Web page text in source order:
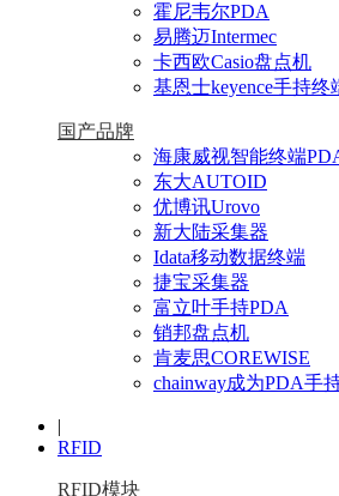
霍尼韦尔PDA
易腾迈Intermec
卡西欧Casio盘点机
基恩士keyence手持终
国产品牌
海康威视智能终端
东大AUTOID
优博讯Urovo
新大陆采集器
Idata移动数据终端
捷宝采集器
富立叶手持PDA
销邦盘点机
肯麦思COREWISE
chainway成为PDA手
|
RFID
RFID模块